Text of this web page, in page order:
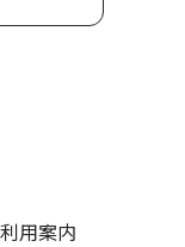
用案内